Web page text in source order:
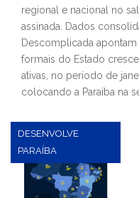
regional e nacional no
assinada. Dados
Descomplicada
formais do Estado
ativas, no período de
colocando a Paraíba na
DESENVOLVE
PARAÍBA